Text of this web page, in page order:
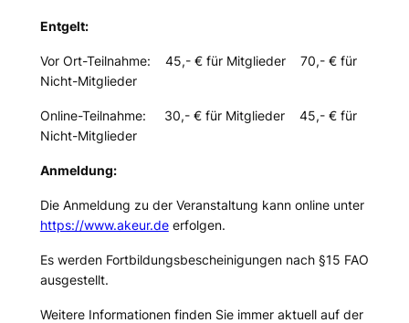
Entgelt:
Vor Ort-Teilnahme: 45,- € für Mitglieder 70,- € für
Nicht-Mitglieder
Online-Teilnahme: 30,- € für Mitglieder 45,- € für
Nicht-Mitglieder
Anmeldung:
Die Anmeldung zu der Veranstaltung kann online unter
https://www.akeur.deerfolgen.
Es werden Fortbildungsbescheinigungen nach §15 FAO
ausgestellt.
Weitere Informationen finden Sie immer aktuell auf der